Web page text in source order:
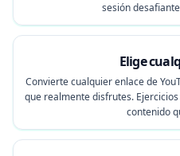
sesión
Elige
Convierte cualquier enlace de
que realmente disfrutes.
contenido